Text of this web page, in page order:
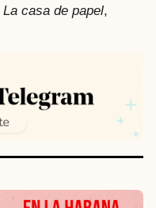
La casa de papel,